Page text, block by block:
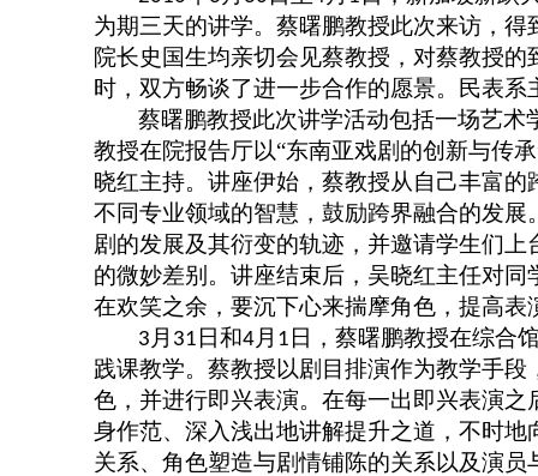
为期三天的讲学。蔡曙鹏教授此次来访，
院长史国生均亲切会见蔡教授，对蔡教授
时，双方畅谈了进一步合作的愿景。民表
蔡曙鹏教授此次讲学活动包括一场艺
教授在院报告厅以“东南亚戏剧的创新与传
晓红主持。讲座伊始，蔡教授从自己丰富
不同专业领域的智慧，鼓励跨界融合的发
剧的发展及其衍变的轨迹，并邀请学生们
的微妙差别。讲座结束后，吴晓红主任对
在欢笑之余，要沉下心来揣摩角色，提高表
3 月 31 日和4 月 1 日，蔡曙鹏教授在综合
践课教学。蔡教授以剧目排演作为教学手
色，并进行即兴表演。在每一出即兴表演
身作范、深入浅出地讲解提升之道，不时
关系、角色塑造与剧情铺陈的关系以及演